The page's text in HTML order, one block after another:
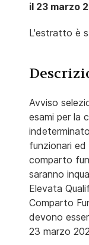
il 23 marzo
L'estratto è
Avviso
esami per la
funzionari
comparto
saranno
Elevata
Comparto
devono
23 marzo